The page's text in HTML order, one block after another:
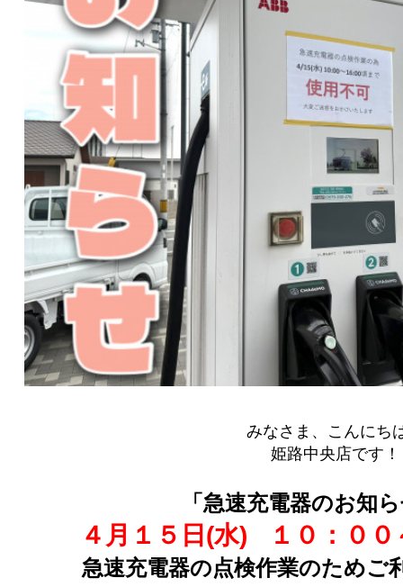
みなさま、こんにち
姫路中央店です！
「急速充電器のお知
４月１５日(水) １０：０
急速充電器の点検作業のためご